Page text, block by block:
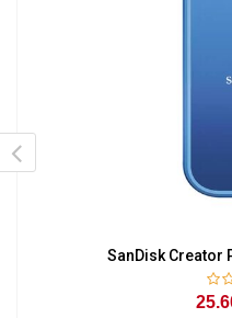
SanDisk Creator